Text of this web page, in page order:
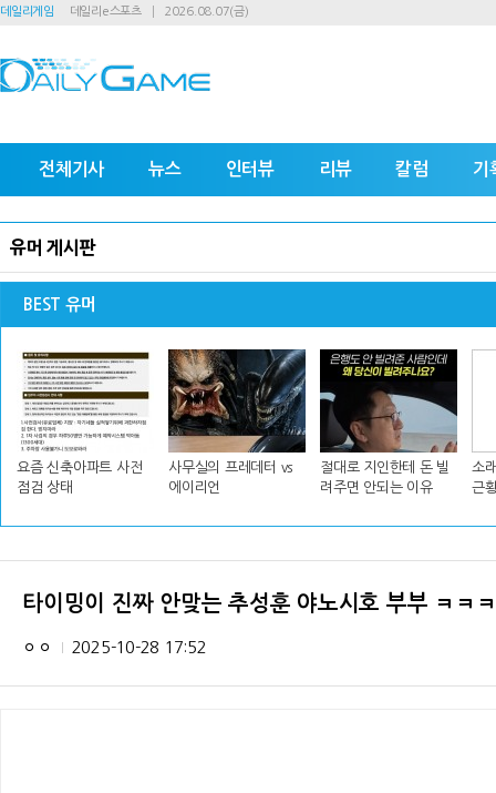
데일리게임 데일리e스포츠 2026.08.07(금)
전체기사 뉴스 인터뷰 리뷰 칼럼 기
유머 게시판
BEST 유머
요즘 신축아파트 사전
점검 상태
사무실의 프레데터 vs
에이리언
절대로 지인한테 돈 빌
려주면 안되는 이유
소
근
타이밍이 진짜 안맞는 추성훈 야노시호 부부 ㅋㅋ
ㅇㅇ 2025-10-28 17:52